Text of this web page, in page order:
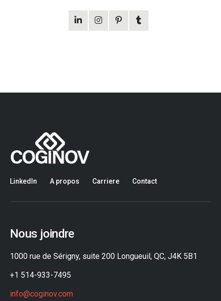
LinkedIn A propos Carriere Contact
Nous joindre
1000 rue de Sérigny, suite 200 Longueuil, QC, J4K 5B1
+1 514-933-7495
info@coginov.com